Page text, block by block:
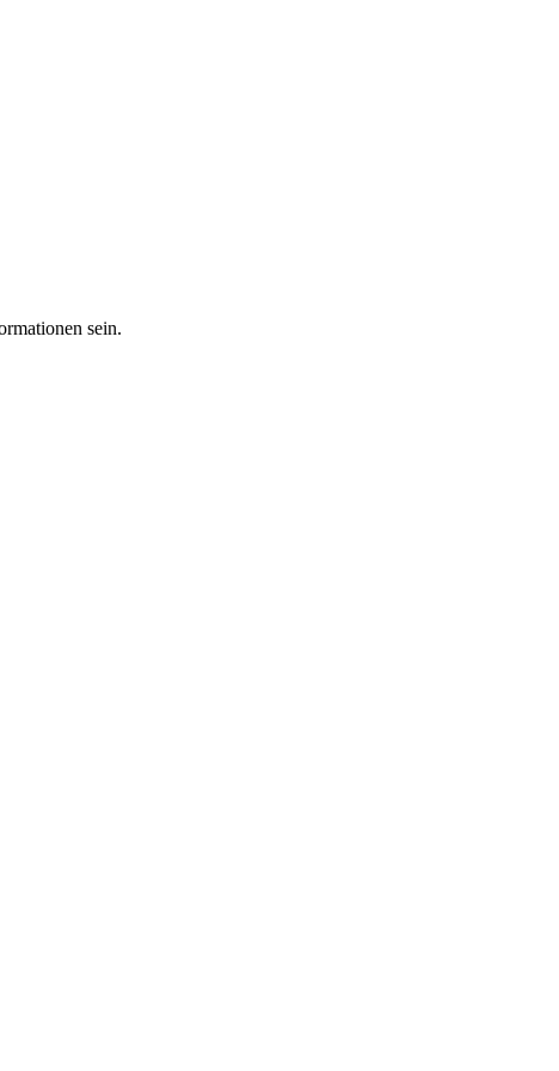
sein.